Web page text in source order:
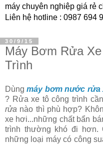
máy chuyên nghiệp giá rẻ
Liên hệ hotline : 0987 694
30/9/15
Máy Bơm Rửa
Trình
Dùngmáy bơm nước rửa
? Rửa xe tô công trình
rửa nào thì phù hợp?
xe hơi...những chất bẩn
trình thường khó đi hơn.
những loại máy có công